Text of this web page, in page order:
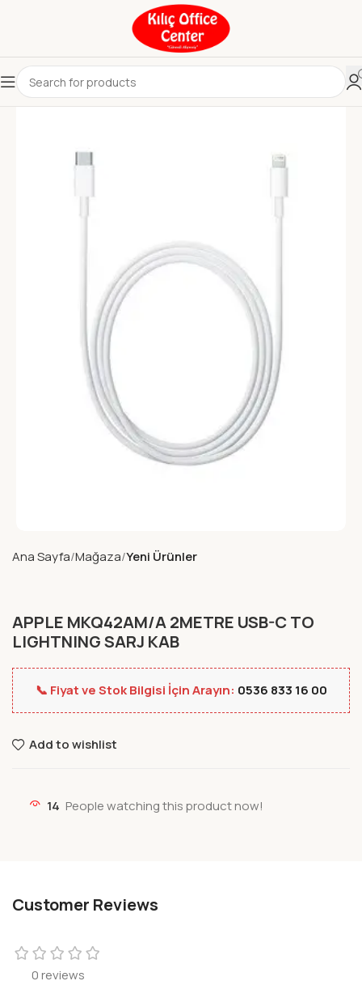
Ana Sayfa Mağaza Yeni Ürünler
APPLE MKQ42AM/A 2METRE USB-C TO
LIGHTNING SARJ KAB
📞 Fiyat ve Stok Bilgisi İçin Arayın: 0536 833 16 00
Add to wishlist
14 People watching this product now!
Customer Reviews
0 reviews